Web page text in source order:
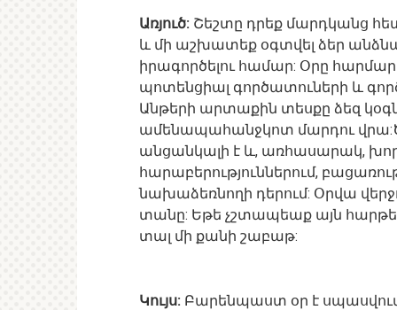
Առյուծ: Շեշտը դրեք մարդկանց
և մի աշխատեք օգտվել ձեր
իրագործելու համար: Օրը
պոտենցիալ գործատուների և
Անթերի արտաքին տեսքը ձեզ
ամենապահանջկոտ մարդու
անցանկալի է և, առհասարակ,
հարաբերություններում,
նախաձեռնողի դերում: Օրվա
տանը: Եթե չշտապեաք այն
տալ մի քանի շաբաթ:
Կույս: Բարենպաստ օր է